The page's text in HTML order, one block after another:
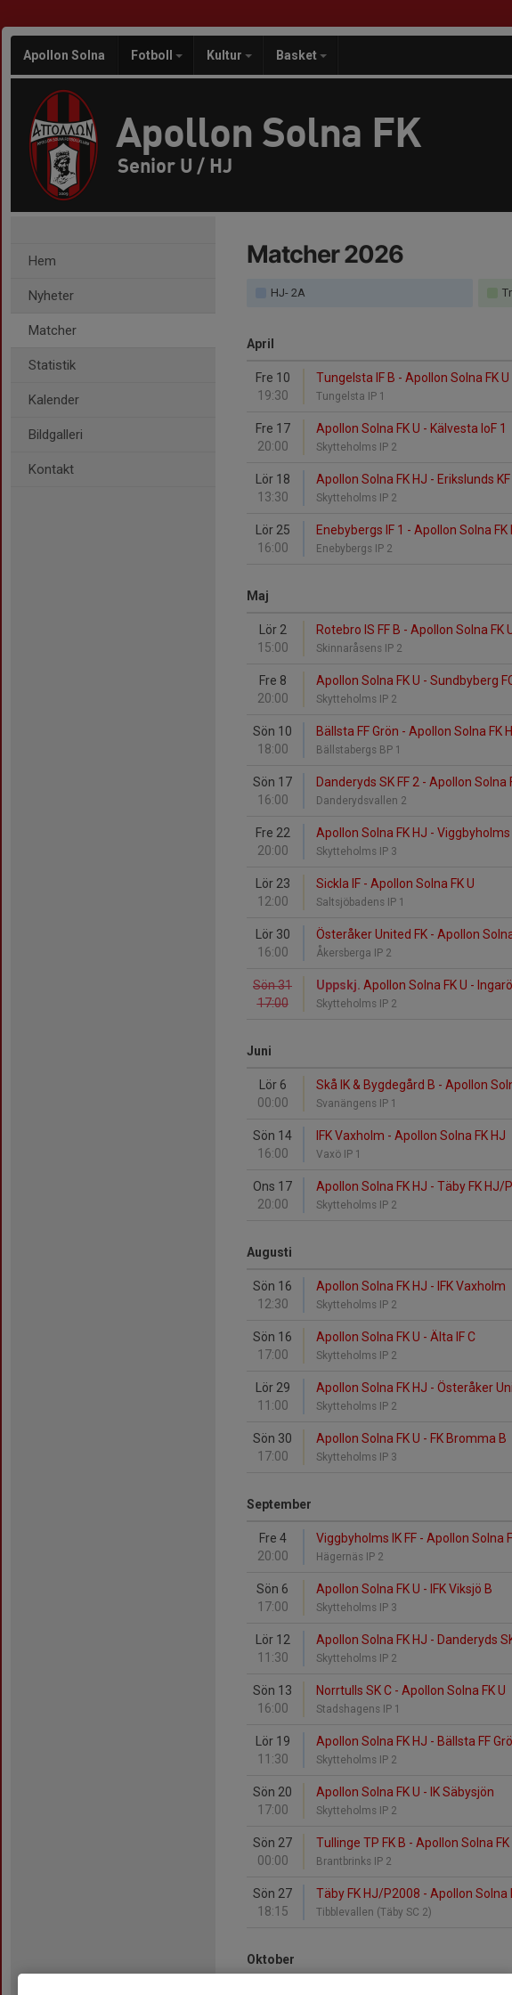
Apollon Solna Fotboll Kultur Basket
Apollon Solna FK
Senior U / HJ
Hem
Nyheter
Matcher
Statistik
Kalender
Bildgalleri
Kontakt
Matcher 2026
HJ- 2A
April
Fre 10
19:30
Tungelsta IF B - Apollon Solna FK U
Tungelsta IP 1
Fre 17
20:00
Apollon Solna FK U - Kälvesta IoF 1
Skytteholms IP 2
Lör 18
13:30
Apollon Solna FK HJ - Erikslunds KF
Skytteholms IP 2
Lör 25
16:00
Enebybergs IF 1 - Apollon Solna FK
Enebybergs IP 2
Maj
Lör 2
15:00
Rotebro IS FF B - Apollon Solna FK
Skinnaråsens IP 2
Fre 8
20:00
Apollon Solna FK U - Sundbyberg
Skytteholms IP 2
Sön 10
18:00
Bällsta FF Grön - Apollon Solna FK
Bällstabergs BP 1
Sön 17
16:00
Danderyds SK FF 2 - Apollon Solna
Danderydsvallen 2
Fre 22
20:00
Apollon Solna FK HJ - Viggbyholms
Skytteholms IP 3
Lör 23
12:00
Sickla IF - Apollon Solna FK U
Saltsjöbadens IP 1
Lör 30
16:00
Österåker United FK - Apollon
Åkersberga IP 2
Sön 31
17:00
Uppskj. Apollon Solna FK U -
Skytteholms IP 2
Juni
Lör 6
00:00
Skå IK & Bygdegård B - Apollon
Svanängens IP 1
Sön 14
16:00
IFK Vaxholm - Apollon Solna FK HJ
Vaxö IP 1
Ons 17
20:00
Apollon Solna FK HJ - Täby FK HJ/
Skytteholms IP 2
Augusti
Sön 16
12:30
Apollon Solna FK HJ - IFK Vaxholm
Skytteholms IP 2
Sön 16
17:00
Apollon Solna FK U - Älta IF C
Skytteholms IP 2
Lör 29
11:00
Apollon Solna FK HJ - Österåker
Skytteholms IP 2
Sön 30
17:00
Apollon Solna FK U - FK Bromma B
Skytteholms IP 3
September
Fre 4
20:00
Viggbyholms IK FF - Apollon Solna
Hägernäs IP 2
Sön 6
17:00
Apollon Solna FK U - IFK Viksjö B
Skytteholms IP 3
Lör 12
11:30
Apollon Solna FK HJ - Danderyds
Skytteholms IP 2
Sön 13
16:00
Norrtulls SK C - Apollon Solna FK U
Stadshagens IP 1
Lör 19
11:30
Apollon Solna FK HJ - Bällsta FF
Skytteholms IP 2
Sön 20
17:00
Apollon Solna FK U - IK Säbysjön
Skytteholms IP 2
Sön 27
00:00
Tullinge TP FK B - Apollon Solna FK
Brantbrinks IP 2
Sön 27
18:15
Täby FK HJ/P2008 - Apollon Solna
Tibblevallen (Täby SC 2)
Oktober